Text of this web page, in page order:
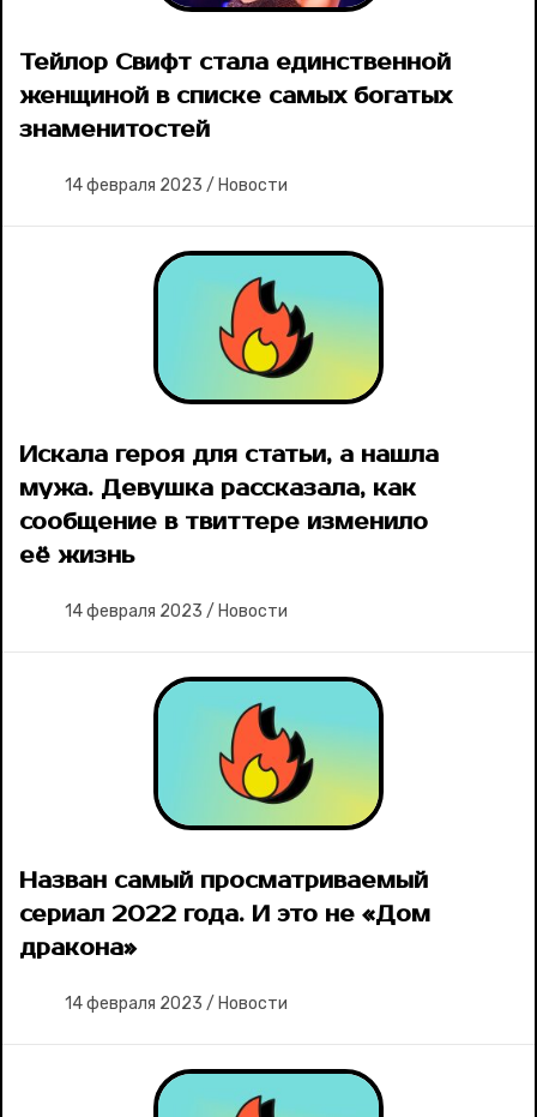
Тейлор Свифт стала единственной
женщиной в списке самых богатых
знаменитостей
14 февраля 2023 / Новости
Искала героя для статьи, а нашла
мужа. Девушка рассказала, как
сообщение в твиттере изменило
её жизнь
14 февраля 2023 / Новости
Назван самый просматриваемый
сериал 2022 года. И это не «Дом
дракона»
14 февраля 2023 / Новости